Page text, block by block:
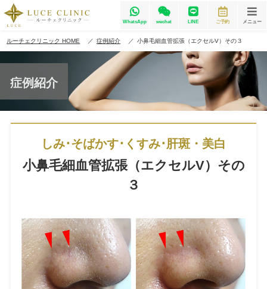
メニュー
ご予約
LINE
wechat
WhatsApp
ルーチェクリニック HOME 症例紹介 小鼻毛細血管拡張（エクセルV）その３
症例紹介
しみ･そばかす･くすみ･肝斑・美白
小鼻毛細血管拡張（エクセルV）その
３